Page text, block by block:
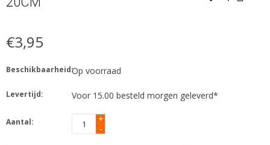
€3,95
Beschikbaarheid:Op voorraad
Levertijd: Voor 15.00 besteld morgen geleverd*
Aantal:
+
-